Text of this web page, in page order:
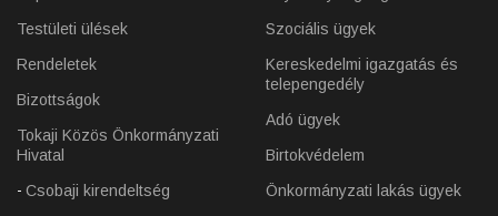
Testületi ülések
Rendeletek
Bizottságok
Tokaji Közös Önkormányzati
Hivatal
Csobaji kirendeltség
Szociális ügyek
Kereskedelmi igazgatás és
telepengedély
Adó ügyek
Birtokvédelem
Önkormányzati lakás ügyek